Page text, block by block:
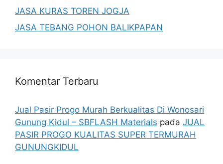
JASA KURAS TOREN JOGJA
JASA TEBANG POHON BALIKPAPAN
Komentar Terbaru
Jual Pasir Progo Murah Berkualitas Di Wonosari
Gunung Kidul – SBFLASH Materials pada JUAL
PASIR PROGO KUALITAS SUPER TERMURAH
GUNUNGKIDUL